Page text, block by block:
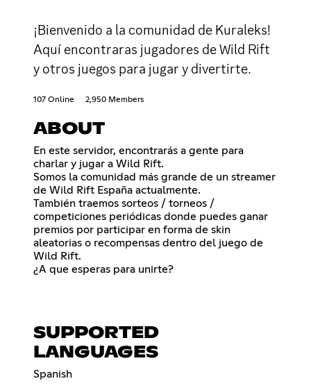
¡Bienvenido a la comunidad de Kuraleks!
Aquí encontraras jugadores de Wild Rift
y otros juegos para jugar y divertirte.
107 Online 2,950 Members
ABOUT
En este servidor, encontrarás a gente para
charlar y jugar a Wild Rift.
Somos la comunidad más grande de un streamer
de Wild Rift España actualmente.
También traemos sorteos / torneos /
competiciones periódicas donde puedes ganar
premios por participar en forma de skin
aleatorias o recompensas dentro del juego de
Wild Rift.
¿A que esperas para unirte?
SUPPORTED
LANGUAGES
Spanish